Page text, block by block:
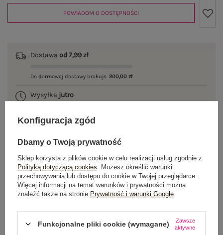
POWIADOM O DOSTĘPNOŚCI
Dostawa od 7,99 zł
Do darmowej dostawy brakuje 200,00 zł
Wysyłka jutro
100 dni na zwrot
OPIS PRODUKTU
GŁÓWNE PARAMETRY
WYSYŁKA I DOSTAWA
Konfiguracja zgód
Dbamy o Twoją prywatność
Sklep korzysta z plików cookie w celu realizacji usług zgodnie z
Polityką dotyczącą cookies . Możesz określić warunki
przechowywania lub dostępu do cookie w Twojej przeglądarce.
Więcej informacji na temat warunków i prywatności można
znaleźć także na stronie Prywatność i warunki Google
Funkcjonalne pliki cookie (wymagane)
Zawsze
aktywne